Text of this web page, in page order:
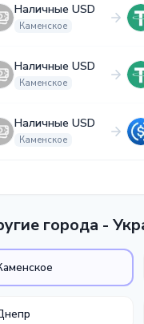
Наличные USD
Каменское
Наличные USD
Каменское
Наличные USD
Каменское
города -